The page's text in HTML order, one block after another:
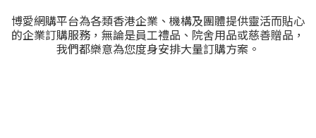
博愛網購平台為各類香港企業、機構及團體提供靈活而貼心
的企業訂購服務，無論是員工禮品、院舍用品或慈善贈品，
我們都樂意為您度身安排大量訂購方案。